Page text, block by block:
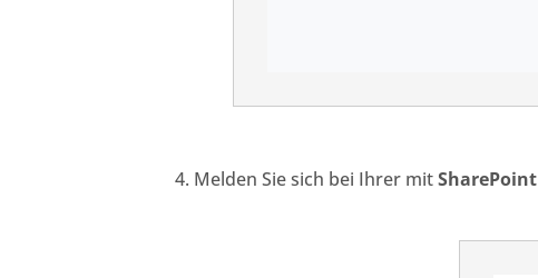
Melden Sie sich bei Ihrer mitSharePoint